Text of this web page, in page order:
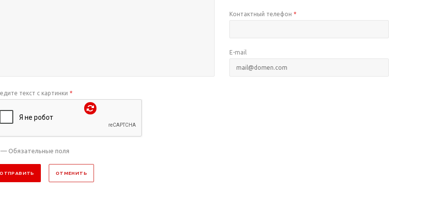
Контактный телефон *
E-mail
текст с картинки *
Обязательные поля
ОТПРАВИТЬ ОТМЕНИТЬ